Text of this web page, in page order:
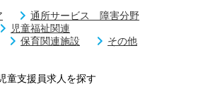
通所サービス 障害分野
児童福祉関連
保育関連施設 その他
童支援員求人を探す